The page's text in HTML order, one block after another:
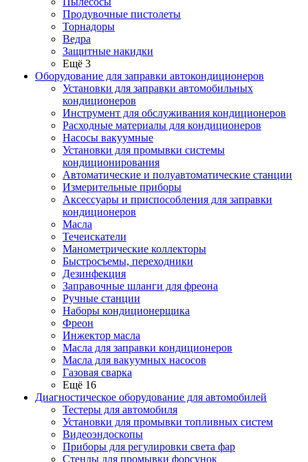
Продувочные пистолеты
Торнадоры
Ведра
Защитные накидки
Ещё 3
Оборудование для заправки автокондиционеров
Установки для заправки автомобильных
кондиционеров
Инструмент для обслуживания кондиционеров
Расходные материалы для кондиционеров
Насосы вакуумные
Установки для промывки системы
кондиционирования
Автоматические и полуавтоматические станции
Измерительные приборы
Аксессуары и приспособления для заправки
кондиционеров
Масла
Течеискатели
Манометрические коллекторы
Быстросъемы, переходники
Дезинфекция
Заправочные шланги для фреона
Ручные станции
Наборы кондиционерщика
Фреон
Инжектор масла
Масла для заправки кондиционеров
Масла для вакуумных насосов
Газовая сварка
Ещё 16
Диагностическое оборудование для автомобилей
Тестеры для автомобиля
Установки для промывки топливных систем
Видеоэндоскопы
Приборы для регулировки света фар
Стенды для промывки форсунок